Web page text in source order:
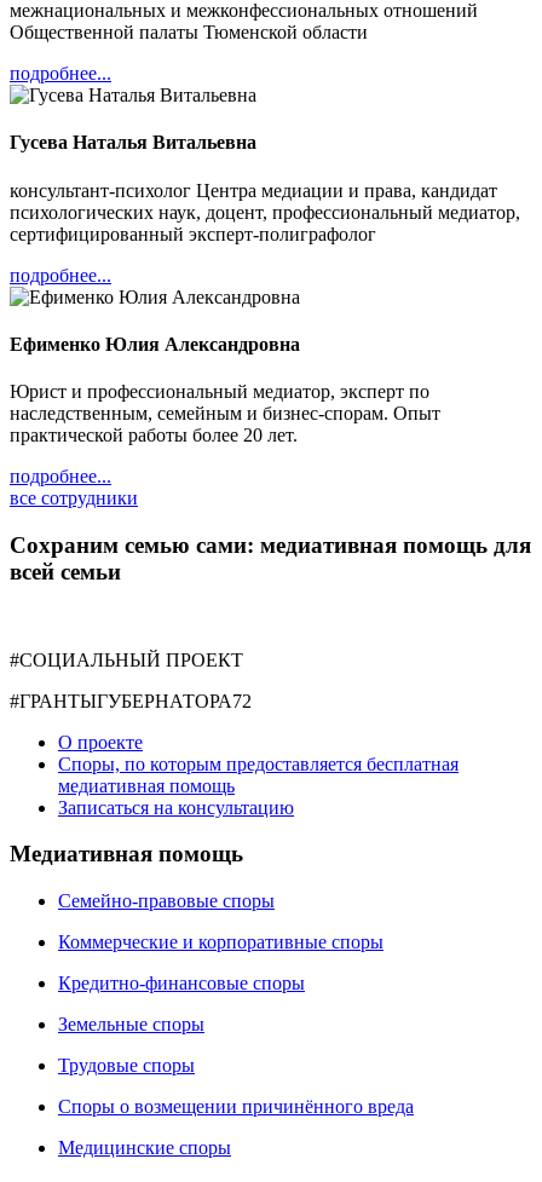
межнациональных и межконфессиональных отношений
Общественной палаты Тюменской области
подробнее...
Гусева Наталья Витальевна
консультант-психолог Центра медиации и права, кандидат
психологических наук, доцент, профессиональный медиатор,
сертифицированный эксперт-полиграфолог
подробнее...
Ефименко Юлия Александровна
Юрист и профессиональный медиатор, эксперт по
наследственным, семейным и бизнес-спорам. Опыт
практической работы более 20 лет.
подробнее...
все сотрудники
Сохраним семью сами: медиативная помощь для
всей семьи
#СОЦИАЛЬНЫЙ ПРОЕКТ
#ГРАНТЫГУБЕРНАТОРА72
О проекте
Споры, по которым предоставляется бесплатная
медиативная помощь
Записаться на консультацию
Медиативная помощь
Семейно-правовые споры
Коммерческие и корпоративные споры
Кредитно-финансовые споры
Земельные споры
Трудовые споры
Споры о возмещении причинённого вреда
Медицинские споры